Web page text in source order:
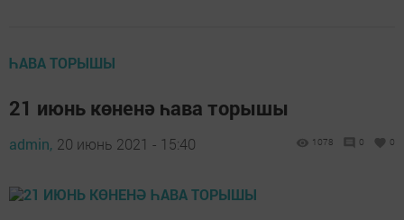
ҺАВА ТОРЫШЫ
21 июнь көненә һава торышы
admin, 20 июнь 2021 - 15:40 1078 0 0